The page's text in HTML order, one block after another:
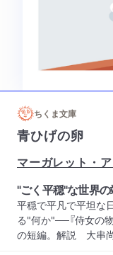
ちくま文庫
青ひげの卵
マーガレット・
"ごく平穏"な世界
平穏で平凡で平坦な
る"何か"──『侍女の
の短編。解説 大串